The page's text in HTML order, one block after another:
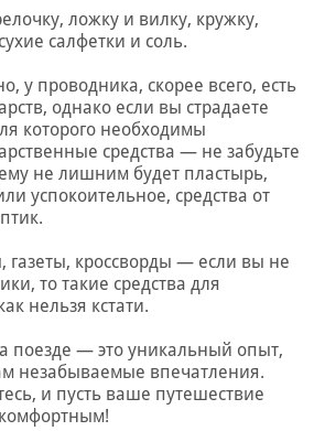
ложку и вилку, кружку,
салфетки и соль.
у проводника, скорее всего, есть
однако если вы страдаете
которого необходимы
средства — не забудьте
не лишним будет пластырь,
успокоительное, средства от
кроссворды — если вы не
то такие средства для
нельзя кстати.
поезде — это уникальный опыт,
незабываемые впечатления.
и пусть ваше путешествие